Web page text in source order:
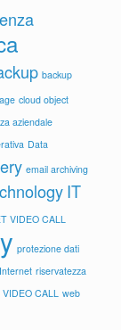
backup
cloud object
aziendale
Data
email archiving
IT
VIDEO CALL
protezione dati
riservatezza
VIDEO CALL web